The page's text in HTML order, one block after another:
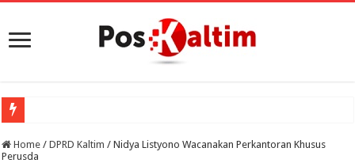
Home / DPRD Kaltim / Nidya Listyono Wacanakan Perkantoran Khusus
Perusda